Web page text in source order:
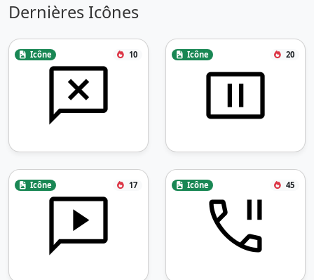
Dernières Icônes
Icône 10 Icône 20
Icône 17 Icône 45